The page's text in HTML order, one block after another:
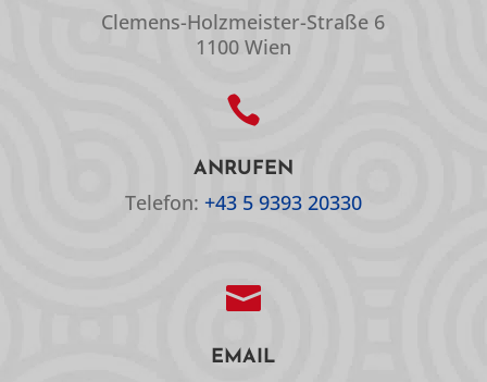
Clemens-Holzmeister-Straße 6
1100 Wien

ANRUFEN
Telefon: +43 5 9393 20330

EMAIL